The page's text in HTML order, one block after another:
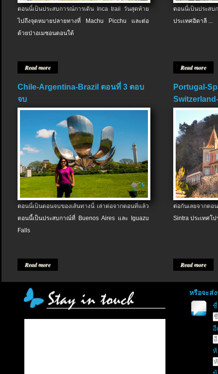
ตอนนี้เป็นประสบการณ์การเดิน Inca trail วันสุดท้าย
ไปถึงจุดหมายปลายทางที่ Machu Picchu และต่อ
ด้วยป่าอเมซอนตอนใต้
Read more
ตอนนี้เป็นประส
ประเทศอิตาลี ...
Read more
Chile-Argentina-Brazil ตอนที่ 3 ตอบ
จบ
ตอนนี้เป็นตอนจบของเส้นทางนี้ เล่าต่อจากตอนที่แล้ว
ตอนนี้เป็นประสบกาณ์ที่ Buenos Aires และ Iguazu
Falls
Read more
Portugal-
ต่อกันเลยจากต
Sintra ประเทศโป
Read more
หรือจะส่
อี
หั